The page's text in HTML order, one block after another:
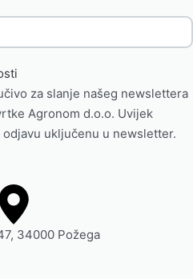
za slanje našeg newslettera
Agronom d.o.o. Uvijek
uključenu u newsletter.
34000 Požega